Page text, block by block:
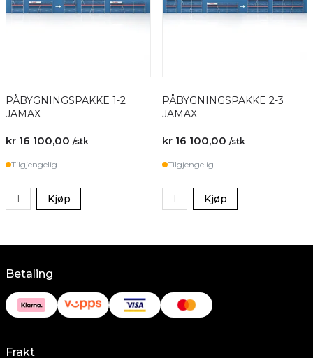
PÅBYGNINGSPAKKE 1-2
JAMAX
kr 16 100,00 /stk
Tilgjengelig
Kjøp
PÅBYGNINGSPAKKE 2-3
JAMAX
kr 16 100,00 /stk
Tilgjengelig
Kjøp
Betaling
Frakt